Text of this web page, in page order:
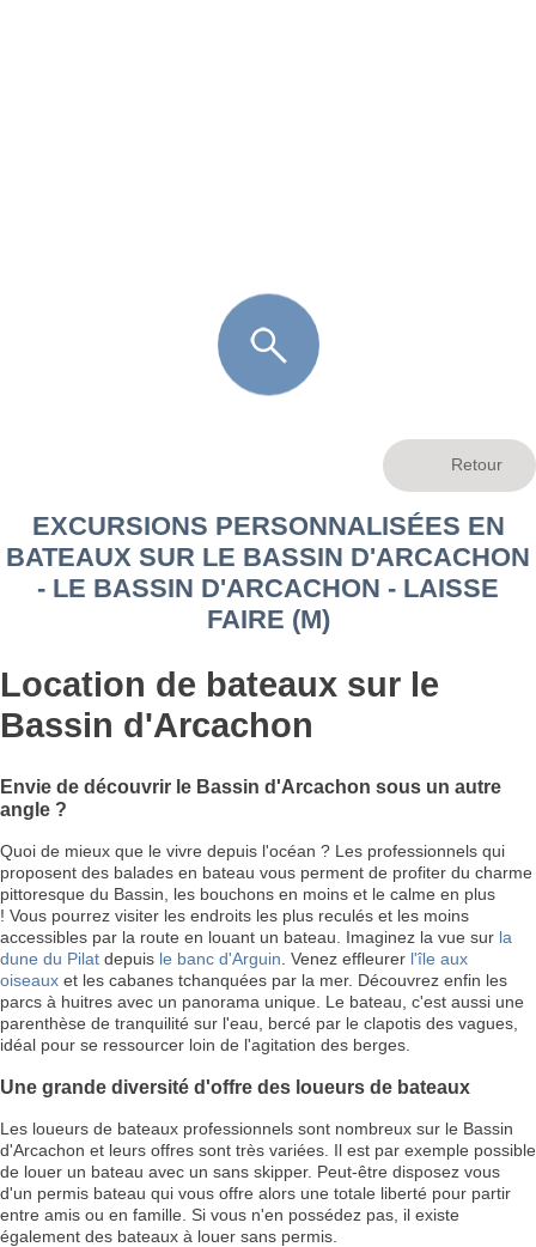
EXCURSIONS PERSONNALISÉES EN
BATEAUX SUR LE BASSIN D'ARCACHON
- LE BASSIN D'ARCACHON - LAISSE
FAIRE (M)
Location de bateaux sur le
Bassin d'Arcachon
Envie de découvrir le Bassin d'Arcachon sous un autre
angle ?
Quoi de mieux que le vivre depuis l'océan ? Les professionnels qui
proposent des balades en bateau vous perment de profiter du charme
pittoresque du Bassin, les bouchons en moins et le calme en plus
! Vous pourrez visiter les endroits les plus reculés et les moins
accessibles par la route en louant un bateau. Imaginez la vue sur la
dune du Pilat depuis le banc d'Arguin . Venez effleurer l'île aux
oiseaux et les cabanes tchanquées par la mer. Découvrez enfin les
parcs à huitres avec un panorama unique. Le bateau, c'est aussi une
parenthèse de tranquilité sur l'eau, bercé par le clapotis des vagues,
idéal pour se ressourcer loin de l'agitation des berges.
Une grande diversité d'offre des loueurs de bateaux
Les loueurs de bateaux professionnels sont nombreux sur le Bassin
d'Arcachon et leurs offres sont très variées. Il est par exemple possible
de louer un bateau avec un sans skipper. Peut-être disposez vous
d'un permis bateau qui vous offre alors une totale liberté pour partir
entre amis ou en famille. Si vous n'en possédez pas, il existe
également des bateaux à louer sans permis.